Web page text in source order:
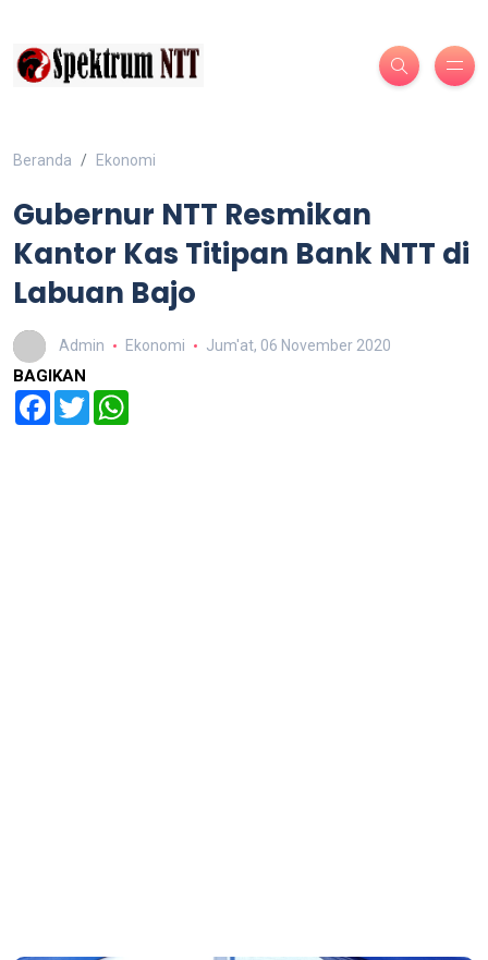
Beranda Ekonomi
Gubernur NTT Resmikan
Kantor Kas Titipan Bank NTT di
Labuan Bajo
Admin Ekonomi Jum'at, 06 November 2020
BAGIKAN
Facebook
Twitter